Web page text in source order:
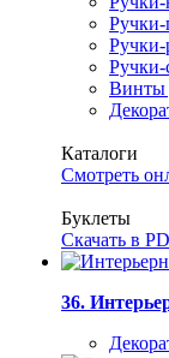
Ручки-
Винты
Каталоги
Смотреть
Буклеты
Скачать в
36.